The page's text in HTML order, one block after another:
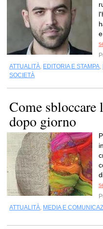
ATTUALITÀ, EDITORIA E STAMPA,
SOCIETÀ
Come
dopo giorno
ATTUALITÀ, MEDIA E